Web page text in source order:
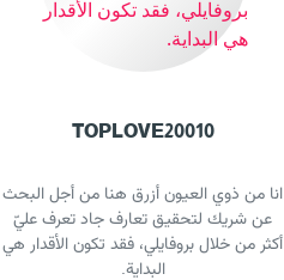
TOPLOVE20010
انا من ذوي العيون أزرق هنا من أجل البحث
عن شريك لتحقيق تعارف جاد تعرف عليّ
أكثر من خلال بروفايلي، فقد تكون الأقدار هي
البداية.